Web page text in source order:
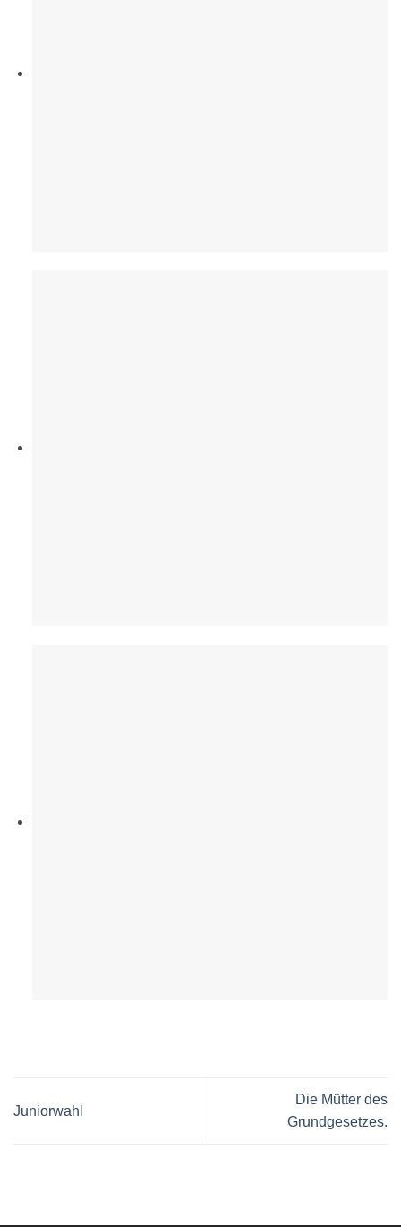
Juniorwahl
Die Mütter des
Grundgesetzes.